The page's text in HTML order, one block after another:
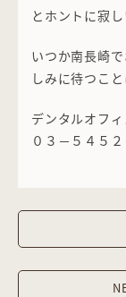
とホントに寂し
いつか南長崎
しみに待つこと
デンタルオフ
０３－５４５